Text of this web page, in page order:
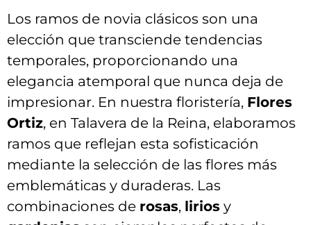
Los ramos de novia ⁤clásicos ⁤son ⁣una
‌elección que transciende tendencias
temporales, proporcionando una
elegancia atemporal ​que nunca deja de‌
impresionar.​ En nuestra⁤ floristería, Flores⁤
Ortiz, en Talavera de la Reina, elaboramos⁢
ramos que reflejan esta sofisticación
mediante la ⁤selección de⁢ las​ flores más
emblemáticas y duraderas. Las
combinaciones de rosas, lirios y ‍